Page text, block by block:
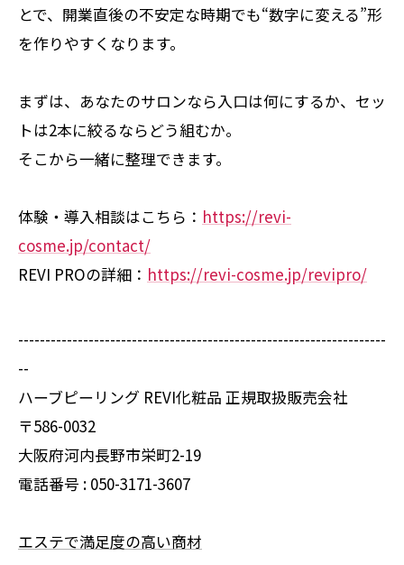
とで、開業直後の不安定な時期でも“数字に変える”形
を作りやすくなります。
まずは、あなたのサロンなら入口は何にするか、セッ
トは2本に絞るならどう組むか。
そこから一緒に整理できます。
体験・導入相談はこちら： https://revi-
cosme.jp/contact/
REVI PROの詳細： https://revi-cosme.jp/revipro/
--------------------------------------------------------------------
--
ハーブピーリング REVI化粧品 正規取扱販売会社
〒586-0032
大阪府河内長野市栄町2-19
電話番号 : 050-3171-3607
エステで満足度の高い商材